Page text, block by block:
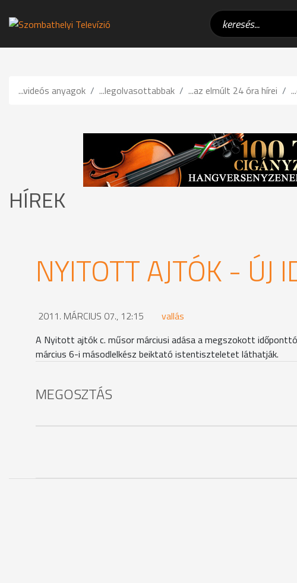
...videós anyagok ...legolvasottabbak ...az elmúlt 24 óra hírei
HÍREK
NYITOTT AJTÓK - ÚJ
2011. MÁRCIUS 07., 12:15
vallás
A Nyitott ajtók c. műsor márciusi adása a megszokott
március 6-i másodlelkész beiktató istentiszteletet láthatják.
MEGOSZTÁS